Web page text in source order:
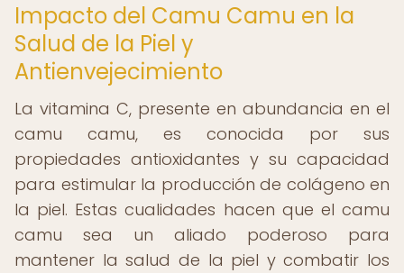
Impacto del Camu Camu en la
Salud de la Piel y
Antienvejecimiento
La vitamina C, presente en abundancia en el
camu camu, es conocida por sus
propiedades antioxidantes y su capacidad
para estimular la producción de colágeno en
la piel. Estas cualidades hacen que el camu
camu sea un aliado poderoso para
mantener la salud de la piel y combatir los